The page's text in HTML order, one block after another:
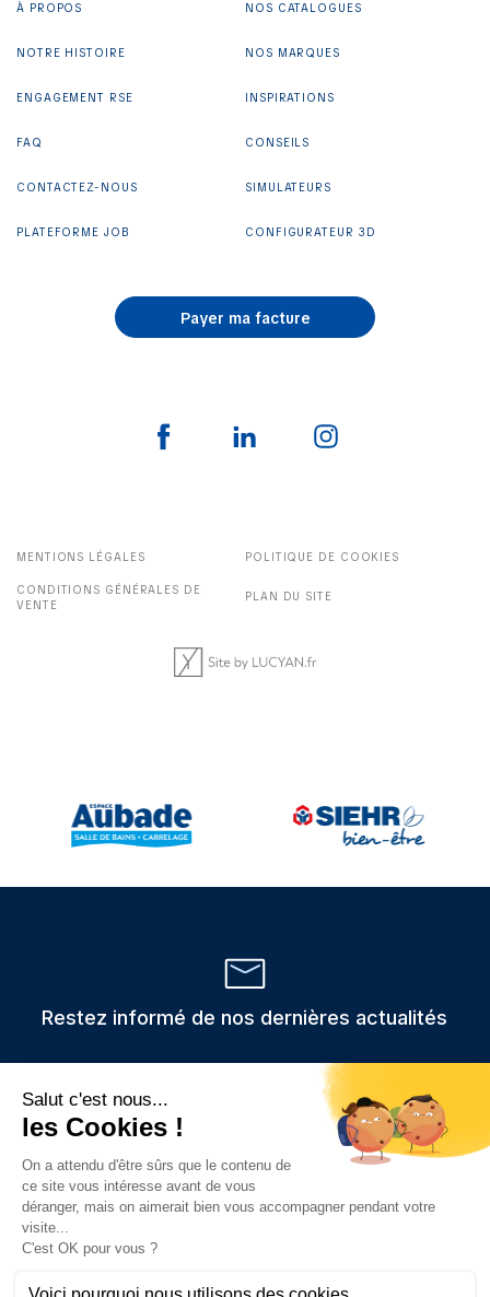
À PROPOS
NOTRE HISTOIRE
ENGAGEMENT RSE
FAQ
CONTACTEZ-NOUS
PLATEFORME JOB
NOS CATALOGUES
NOS MARQUES
INSPIRATIONS
CONSEILS
SIMULATEURS
CONFIGURATEUR 3D
Payer ma facture
MENTIONS LÉGALES POLITIQUE DE COOKIES
CONDITIONS GÉNÉRALES DE
VENTE
PLAN DU SITE
Restez informé de nos dernières actualités
Veuillez
laisser
ce
champ
vide.
Les informations recueillies via ce formulaire sont stockées et
utilisées uniquement pour traiter votre demande,
conformément au RGPD.